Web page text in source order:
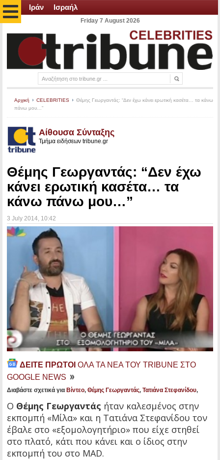
Ιράν Ισραήλ
Friday 7 August 2026
Αρχική CELEBRITIES
Θέμης Γεωργαντάς: “Δεν έχω κάνει ερωτική κασέτα… τα κάνω
πάνω μου…”
Αίθουσα Σύνταξης
Τμήμα ειδήσεων tribune.gr
Θέμης Γεωργαντάς: “Δεν έχω
κάνει ερωτική κασέτα… τα
κάνω πάνω μου…”
3 July 2014 , 10:42
ΔΕΙΤΕ ΠΡΩΤΟΙ ΟΛΑ ΤΑ ΝΕΑ ΤΟΥ TRIBUNE ΣΤΟ
GOOGLE NEWS
Διαβάστε σχετικά για Βίντεο, Θέμης Γεωργαντάς, Τατιάνα Στεφανίδου,
Ο Θέμης Γεωργαντάς ήταν καλεσμένος στην
εκπομπή «Μίλα» και η Τατιάνα Στεφανίδου τον
έβαλε στο «εξομολογητήριο» που είχε στηθεί
στο πλατό, κάτι που κάνει και ο ίδιος στην
εκπομπή του στο MAD.